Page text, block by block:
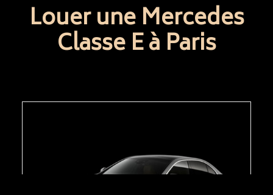
Louer une Mercedes
Classe E à Paris